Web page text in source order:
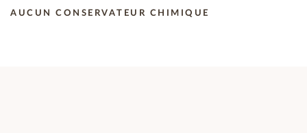
AUCUN CONSERVATEUR CHIMIQUE